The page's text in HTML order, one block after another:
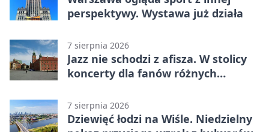
perspektywy. Wystawa już działa
7 sierpnia 2026
Jazz nie schodzi z afisza. W stolicy
koncerty dla fanów różnych
7 sierpnia 2026
Dziewięć łodzi na Wiśle. Niedzielny